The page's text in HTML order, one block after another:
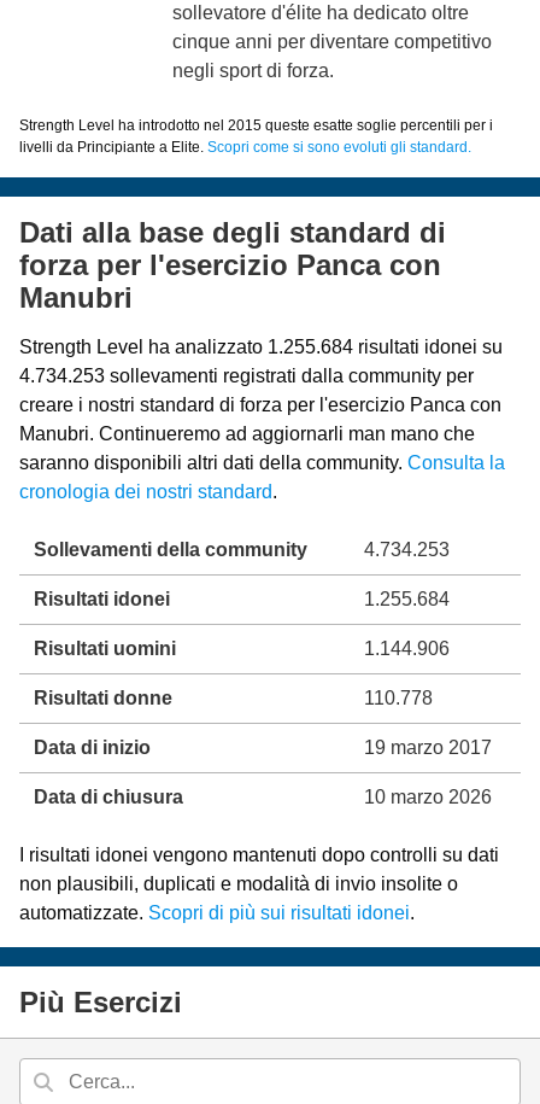
sollevatore d'élite ha dedicato oltre
cinque anni per diventare competitivo
negli sport di forza.
Strength Level ha introdotto nel 2015 queste esatte soglie percentili per i
livelli da Principiante a Elite. Scopri come si sono evoluti gli standard.
Dati alla base degli standard di
forza per l'esercizio Panca con
Manubri
Strength Level ha analizzato 1.255.684 risultati idonei su
4.734.253 sollevamenti registrati dalla community per
creare i nostri standard di forza per l'esercizio Panca con
Manubri. Continueremo ad aggiornarli man mano che
saranno disponibili altri dati della community. Consulta la
cronologia dei nostri standard.
Sollevamenti della community 4.734.253
Risultati idonei 1.255.684
Risultati uomini 1.144.906
Risultati donne 110.778
Data di inizio 19 marzo 2017
Data di chiusura 10 marzo 2026
I risultati idonei vengono mantenuti dopo controlli su dati
non plausibili, duplicati e modalità di invio insolite o
automatizzate. Scopri di più sui risultati idonei.
Più Esercizi